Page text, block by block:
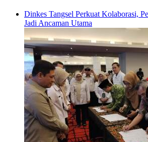
Dinkes Tangsel Perkuat Kolaborasi,
Jadi Ancaman Utama